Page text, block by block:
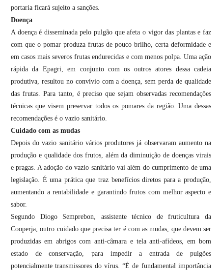
portaria ficará sujeito a sanções.
Doença
A doença é disseminada pelo pulgão que afeta o vigor das plantas e faz
com que o pomar produza frutas de pouco brilho, certa deformidade e
em casos mais severos frutas endurecidas e com menos polpa. Uma ação
rápida da Epagri, em conjunto com os outros atores dessa cadeia
produtiva, resultou no convívio com a doença, sem perda de qualidade
das frutas. Para tanto, é preciso que sejam observadas recomendações
técnicas que visem preservar todos os pomares da região. Uma dessas
recomendações é o vazio sanitário.
Cuidado com as mudas
Depois do vazio sanitário vários produtores já observaram aumento na
produção e qualidade dos frutos, além da diminuição de doenças virais
e pragas. A adoção do vazio sanitário vai além do cumprimento de uma
legislação. É uma prática que traz benefícios diretos para a produção,
aumentando a rentabilidade e garantindo frutos com melhor aspecto e
sabor.
Segundo Diogo Semprebon, assistente técnico de fruticultura da
Cooperja, outro cuidado que precisa ter é com as mudas, que devem ser
produzidas em abrigos com anti-câmara e tela anti-afídeos, em bom
estado de conservação, para impedir a entrada de pulgões
potencialmente transmissores do vírus. “É de fundamental importância